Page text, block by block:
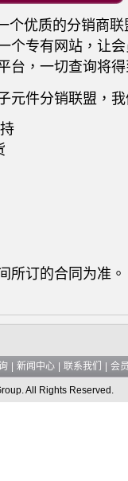
个优质的分销商
个专有网站，让
台，一切查询将
元件分销联盟，
所订的合同为准。
新闻中心 联系我们 会
All Rights Reserved.